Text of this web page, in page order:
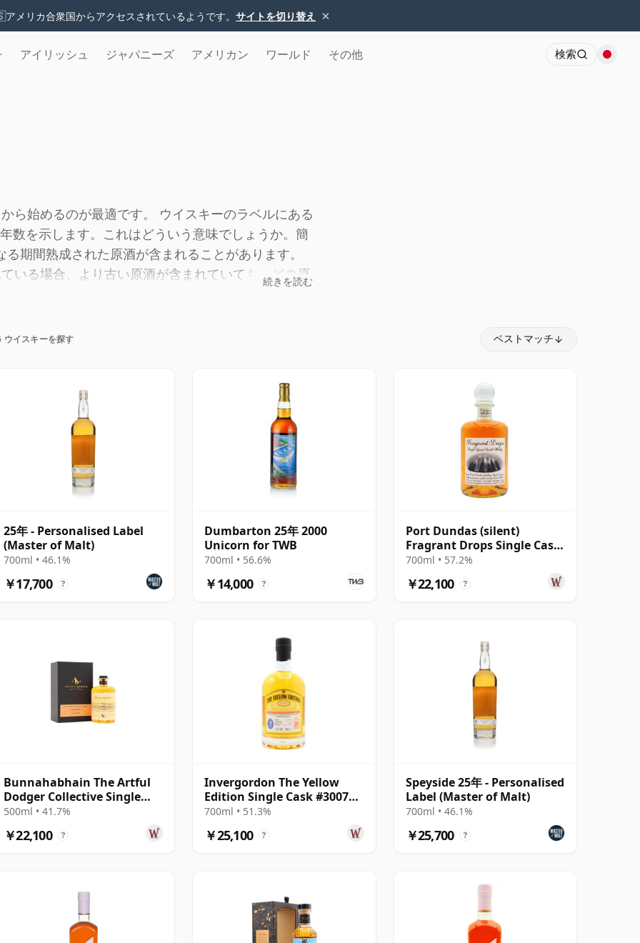
アメリカ合衆国からアクセスされているようです。 サイトを切り替え ×
アイリッシュ ジャパニーズ アメリカン ワールド その他 検索
ら始めるのが最適です。 ウイスキーのラベルにある
数を示します。これはどういう意味でしょうか。簡
期間熟成された原酒が含まれることがあります。
いる場合、より古い原酒が含まれていても、どの原
、いつまでも25年物のままです。
続きを読む
ウイスキーを探す ベストマッチ
25年 - Personalised Label
(Master of Malt)
700ml • 46.1%
￥17,700 ?
Dumbarton 25年 2000
Unicorn for TWB
700ml • 56.6%
￥14,000 ?
Port Dundas (silent)
Fragrant Drops Single Cask
#709478 Single Grain 2000
700ml • 57.2%
￥22,100 ?
Bunnahabhain The Artful
Dodger Collective Single
Cask #3445 1995 25年
500ml • 41.7%
￥22,100 ?
Invergordon The Yellow
Edition Single Cask #300718
1997 25年
700ml • 51.3%
￥25,100 ?
Speyside 25年 - Personalised
Label (Master of Malt)
700ml • 46.1%
￥25,700 ?